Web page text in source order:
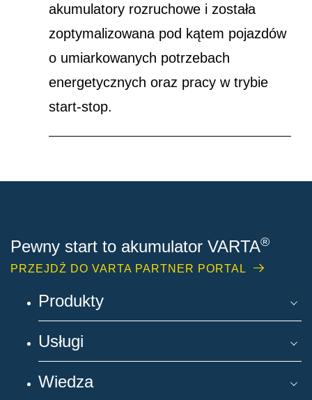
akumulatory rozruchowe i została
zoptymalizowana pod kątem pojazdów
o umiarkowanych potrzebach
energetycznych oraz pracy w trybie
start-stop.
Pewny start to akumulator VARTA®
PRZEJDŹ DO VARTA PARTNER PORTAL
Produkty
Usługi
Wiedza